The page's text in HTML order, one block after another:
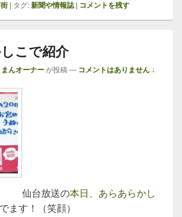
| タグ: 新聞や情報誌 | コメントを残す
こで紹介
まんオーナー が投稿 — コメントはありません ↓
仙台放送の本日、あらあらかし
ます！（笑顔）